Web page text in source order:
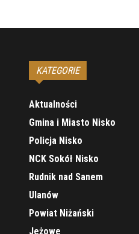
KATEGORIE
Aktualności
Gmina i Miasto Nisko
Policja Nisko
NCK Sokół Nisko
Rudnik nad Sanem
Ulanów
Powiat Niżański
Jeżowe